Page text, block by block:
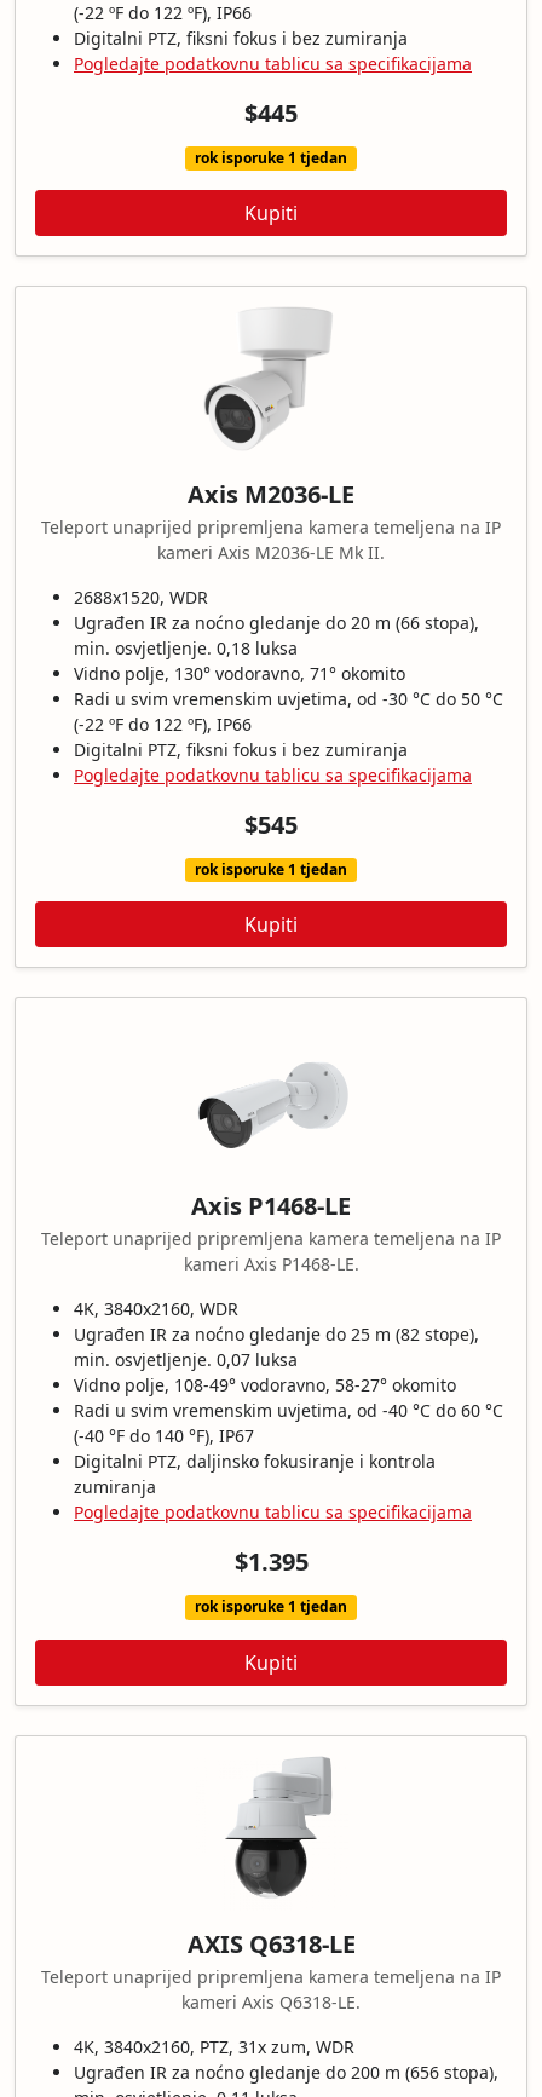
(-22 ºF do 122 ºF), IP66
Digitalni PTZ, fiksni fokus i bez zumiranja
Pogledajte podatkovnu tablicu sa specifikacijama
$445
rok isporuke 1 tjedan
Kupiti
Axis M2036-LE
Teleport unaprijed pripremljena kamera temeljena na IP
kameri Axis M2036-LE Mk II.
2688x1520, WDR
Ugrađen IR za noćno gledanje do 20 m (66 stopa),
min. osvjetljenje. 0,18 luksa
Vidno polje, 130° vodoravno, 71° okomito
Radi u svim vremenskim uvjetima, od -30 °C do 50 °C
(-22 ºF do 122 ºF), IP66
Digitalni PTZ, fiksni fokus i bez zumiranja
Pogledajte podatkovnu tablicu sa specifikacijama
$545
rok isporuke 1 tjedan
Kupiti
Axis P1468-LE
Teleport unaprijed pripremljena kamera temeljena na IP
kameri Axis P1468-LE.
4K, 3840x2160, WDR
Ugrađen IR za noćno gledanje do 25 m (82 stope),
min. osvjetljenje. 0,07 luksa
Vidno polje, 108-49° vodoravno, 58-27° okomito
Radi u svim vremenskim uvjetima, od -40 °C do 60 °C
(-40 °F do 140 °F), IP67
Digitalni PTZ, daljinsko fokusiranje i kontrola
zumiranja
Pogledajte podatkovnu tablicu sa specifikacijama
$1.395
rok isporuke 1 tjedan
Kupiti
AXIS Q6318-LE
Teleport unaprijed pripremljena kamera temeljena na IP
kameri Axis Q6318-LE.
4K, 3840x2160, PTZ, 31x zum, WDR
Ugrađen IR za noćno gledanje do 200 m (656 stopa),